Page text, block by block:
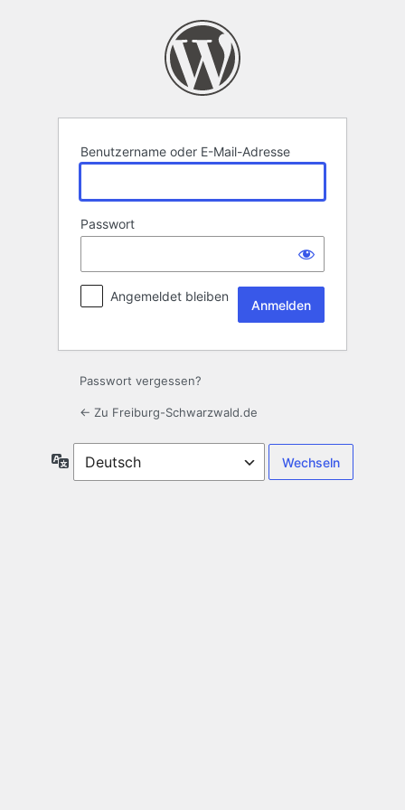
Benutzername oder E-Mail-Adresse
Passwort
Angemeldet bleiben
Passwort vergessen?
← Zu Freiburg-Schwarzwald.de
Sprache